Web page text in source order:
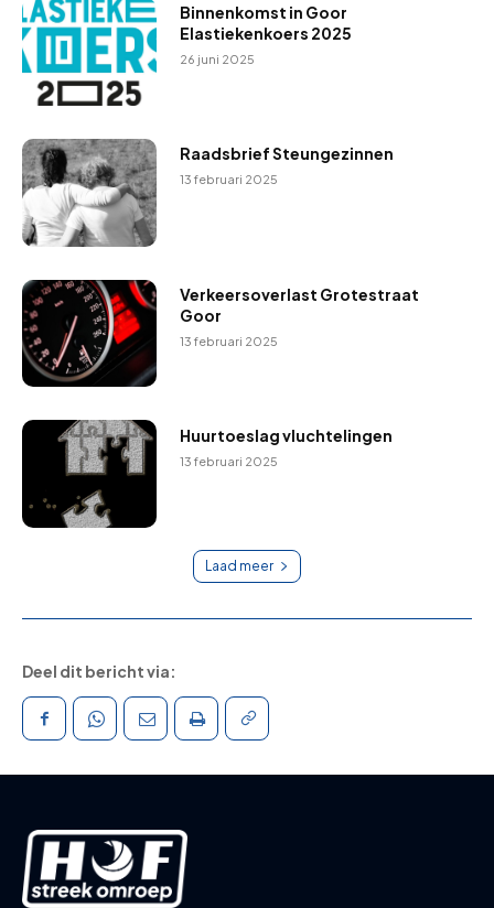
Binnenkomst in Goor
Elastiekenkoers 2025
26 juni 2025
Raadsbrief Steungezinnen
13 februari 2025
Verkeersoverlast Grotestraat
Goor
13 februari 2025
Huurtoeslag vluchtelingen
13 februari 2025
Laad meer
Deel dit bericht via: